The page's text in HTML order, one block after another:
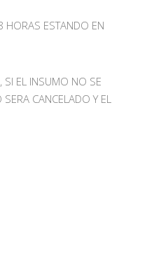
HORAS ESTANDO EN
EL INSUMO NO SE
CANCELADO Y EL